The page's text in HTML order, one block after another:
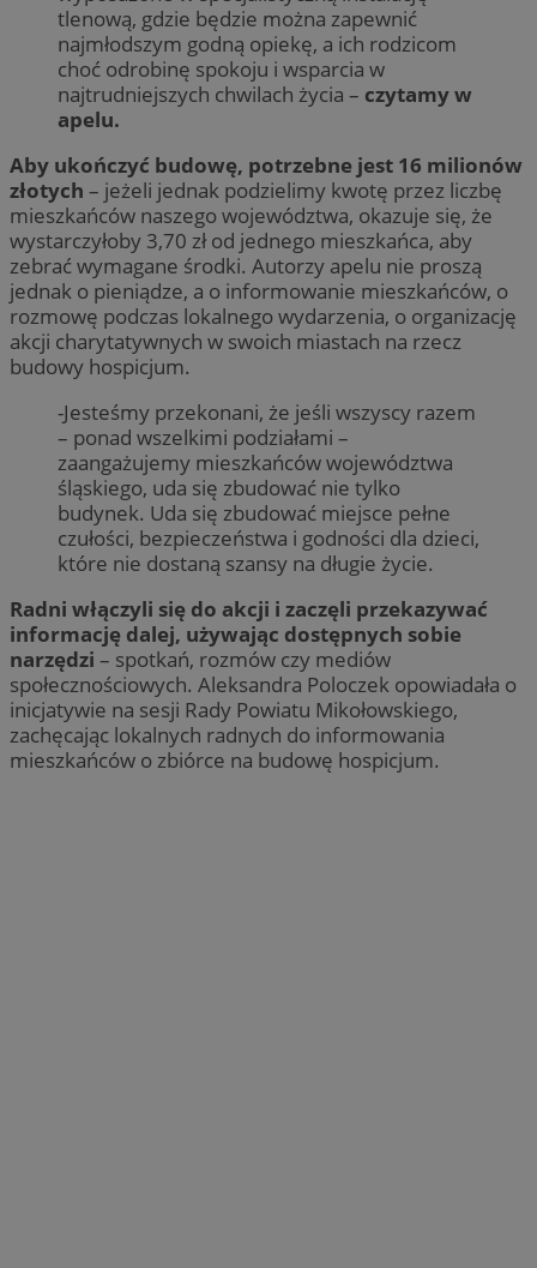
tlenową, gdzie będzie można zapewnić
najmłodszym godną opiekę, a ich rodzicom
choć odrobinę spokoju i wsparcia w
najtrudniejszych chwilach życia – czytamy w
apelu.
Aby ukończyć budowę, potrzebne jest 16 milionów
złotych – jeżeli jednak podzielimy kwotę przez liczbę
mieszkańców naszego województwa, okazuje się, że
wystarczyłoby 3,70 zł od jednego mieszkańca, aby
zebrać wymagane środki. Autorzy apelu nie proszą
jednak o pieniądze, a o informowanie mieszkańców, o
rozmowę podczas lokalnego wydarzenia, o organizację
akcji charytatywnych w swoich miastach na rzecz
budowy hospicjum.
-Jesteśmy przekonani, że jeśli wszyscy razem
– ponad wszelkimi podziałami –
zaangażujemy mieszkańców województwa
śląskiego, uda się zbudować nie tylko
budynek. Uda się zbudować miejsce pełne
czułości, bezpieczeństwa i godności dla dzieci,
które nie dostaną szansy na długie życie.
Radni włączyli się do akcji i zaczęli przekazywać
informację dalej, używając dostępnych sobie
narzędzi – spotkań, rozmów czy mediów
społecznościowych. Aleksandra Poloczek opowiadała o
inicjatywie na sesji Rady Powiatu Mikołowskiego,
zachęcając lokalnych radnych do informowania
mieszkańców o zbiórce na budowę hospicjum.